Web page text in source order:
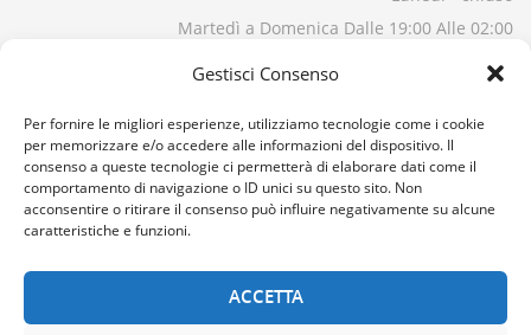
Gestisci Consenso
Per fornire le migliori esperienze, utilizziamo tecnologie come i cookie
per memorizzare e/o accedere alle informazioni del dispositivo. Il
consenso a queste tecnologie ci permetterà di elaborare dati come il
comportamento di navigazione o ID unici su questo sito. Non
acconsentire o ritirare il consenso può influire negativamente su alcune
caratteristiche e funzioni.
ACCETTA
Martedì a Domenica Dalle 19:00 Alle 02:00